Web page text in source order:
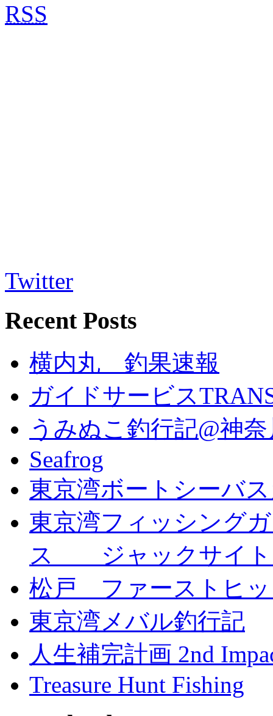
RSS
Twitter
Recent Posts
横内丸 釣果速報
ガイドサービス
うみぬこ釣行記@神
Seafrog
東京湾ボートシーバ
東京湾フィッシング
ス ジャックサイト
松戸 ファーストヒ
東京湾メバル釣行記
人生補完計画 2nd
Treasure Hunt Fishing